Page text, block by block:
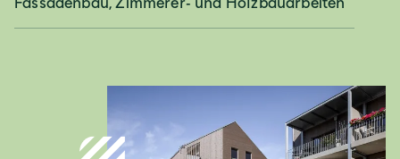
Deutsch